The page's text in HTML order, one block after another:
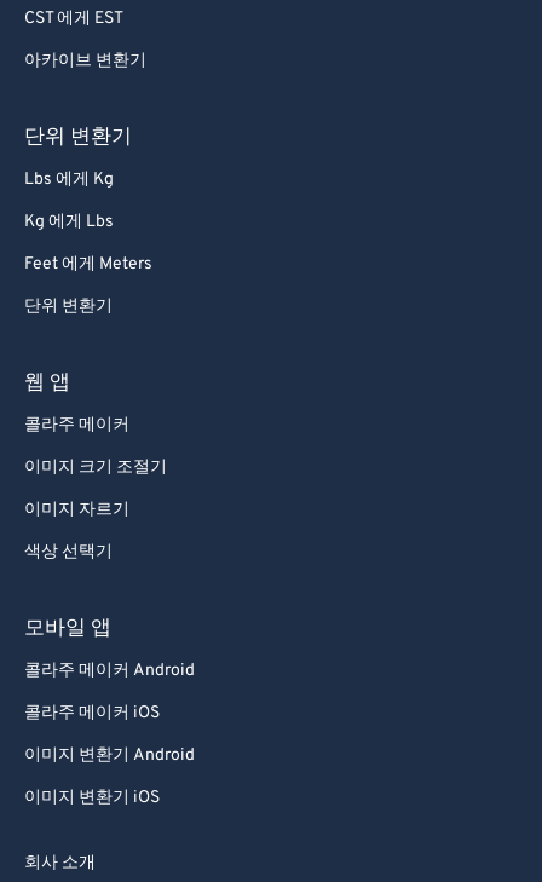
CST 에게 EST
아카이브 변환기
단위 변환기
Lbs 에게 Kg
Kg 에게 Lbs
Feet 에게 Meters
단위 변환기
웹 앱
콜라주 메이커
이미지 크기 조절기
이미지 자르기
색상 선택기
모바일 앱
콜라주 메이커 Android
콜라주 메이커 iOS
이미지 변환기 Android
이미지 변환기 iOS
회사 소개